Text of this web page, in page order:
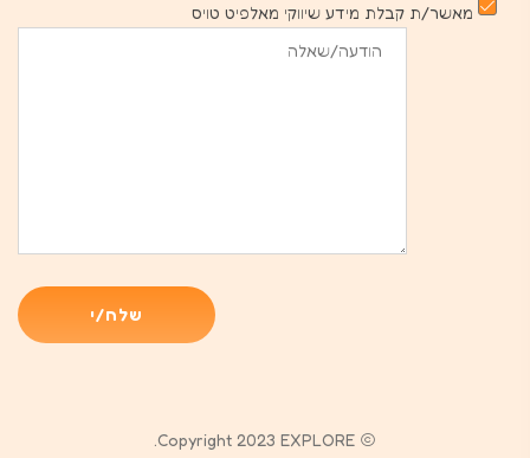
מאשר/ת קבלת מידע שיווקי מאלפיט טויס